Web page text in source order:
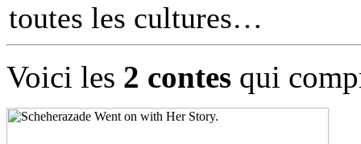
toutes les cultures
Voici les 2 contes qui